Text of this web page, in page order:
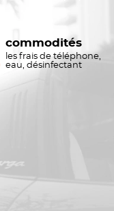
commodités
les frais de téléphone,
eau, désinfectant